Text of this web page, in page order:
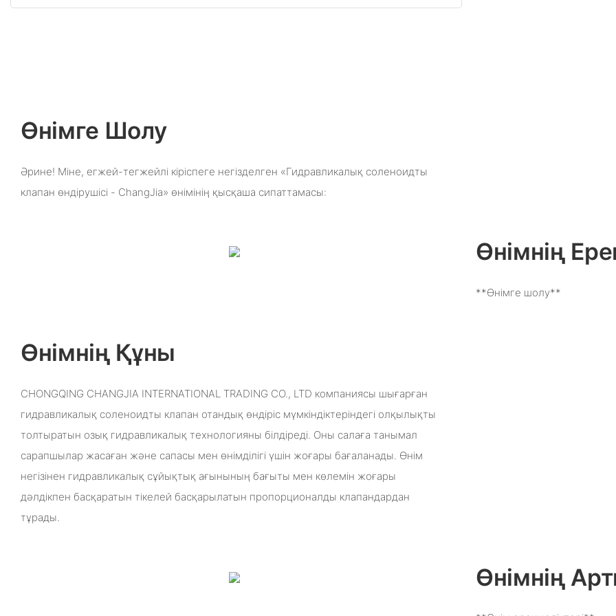
Өнімге Шолу
Әрине! Міне, егжей-тегжейлі кіріспеге негізделген «Гидравликалық соленоидты
клапан өндірушісі - ChangJia» өнімінің қысқаша сипаттамасы:
Өнімнің
**Өнімге шолу**
Өнімнің Құны
CHONGQING CHANGJIA INTERNATIONAL TRADING CO., LTD компаниясы шығарған
гидравликалық соленоидты клапан отандық өндіріс мүмкіндіктеріндегі олқылықты
толтыратын озық гидравликалық технологияны білдіреді. Оны салаға танымал
сарапшылар жасаған және сапасы мен өнімділігі үшін жоғары бағаланады. Өнім
негізінен гидравликалық сұйықтық ағынының бағыты мен көлемін жоғары
дәлдікпен басқаратын тікелей басқарылатын пропорционалды клапандардан
тұрады.
Өнімнің